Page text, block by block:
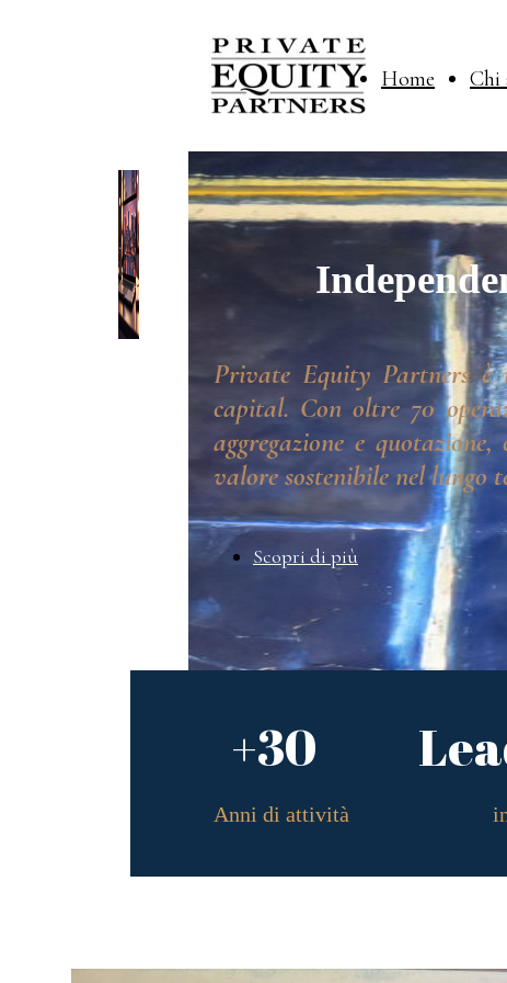
Home Chi
Private Equity Partners è
capital. Con oltre 70
aggregazione e
valore sostenibile nel lungo
Scopri di più
+30
Anni di attività